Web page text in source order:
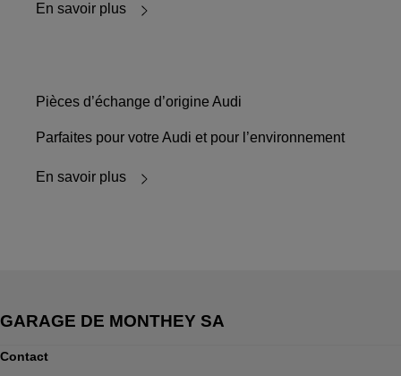
En savoir plus
Pièces d’échange d’origine Audi
Parfaites pour votre Audi et pour l’environnement
En savoir plus
Contact